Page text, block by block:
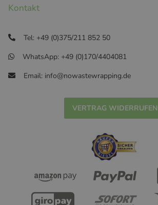
Kontakt
Tel: +49 (0)375/211 852 50
WhatsApp: +49 (0)170/4404081
Email: info@nowastewrapping.de
VERTRAG WIDERRUFEN